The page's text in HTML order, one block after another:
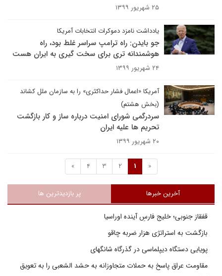
۲۵ شهریور ۱۳۹۹
یادداشت نامزد دموکرات انتخابات آمریکا
جو بایدن: راه ترامپ سراسر غلط بود، راه
هوشمندانه تری برای سخت گیری به ایران هست
۲۴ شهریور ۱۳۹۹
آمریکا «اعمال فشار حداکثری» را به سازمان ملل کشاند
(بخش هشتم)
سردرگمی شورای امنیت درباره ساز و کار بازگشت
تحریم ها علیه ایران
۲۰ شهریور ۱۳۹۹
«
1
2
3
4
»
آخرین خبرها پر بازدیدترین ها
قفقاز جنوبی؛ خلیج فارسِ آینده اوراسیا
بازگشت به استراتژی هزار ضربه چاقو
پویایی دستگاه دیپلماسی در گذرگاه شانگهای
مقاومت عراق پاسخ به حملات متجاوزانه به حشد الشعبی را به تعویق